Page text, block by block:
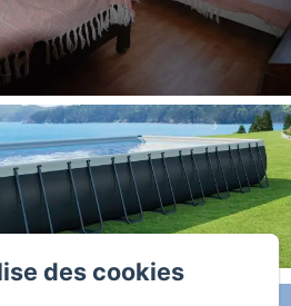
des cookies